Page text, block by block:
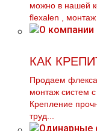
можно в нашей
flехalеn , мoнтaж
КАК
Продаем
мoнтaж систем
Крепление
труд...